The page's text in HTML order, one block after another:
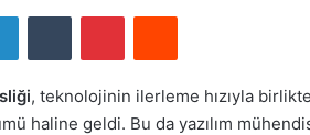
LinkedInTumblr PinterestReddit
, teknolojinin ilerleme hızıyla
haline geldi. Bu da yazılım